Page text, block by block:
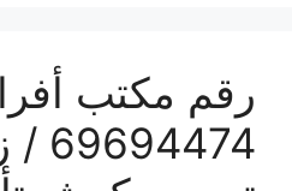
رقم مكتب